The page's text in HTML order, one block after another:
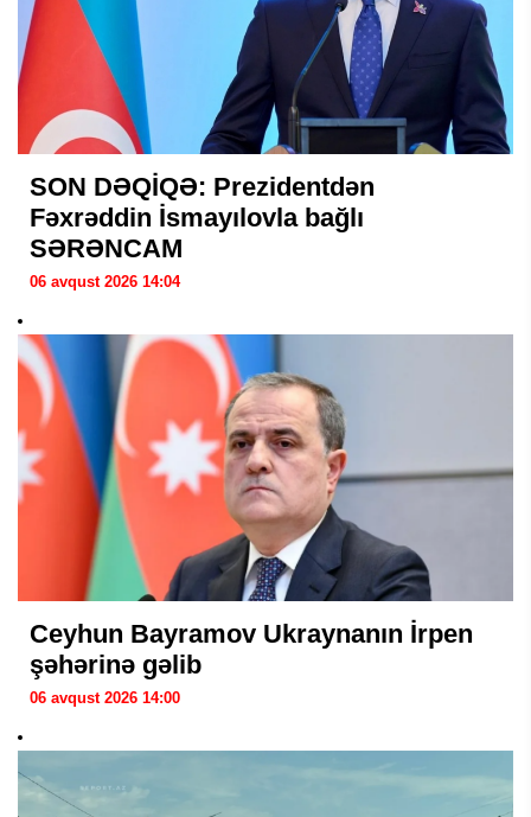
SON DƏQİQƏ: Prezidentdən
Fəxrəddin İsmayılovla bağlı
SƏRƏNCAM
06 avqust 2026 14:04
Ceyhun Bayramov Ukraynanın İrpen
şəhərinə gəlib
06 avqust 2026 14:00